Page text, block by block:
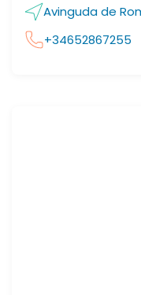
Avinguda de
+34652867255